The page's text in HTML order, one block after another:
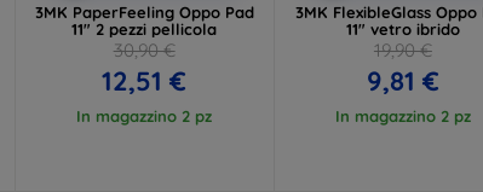
3MK PaperFeeling Oppo Pad
11" 2 pezzi pellicola
30,90 €
12,51 €
In magazzino 2 pz
3MK FlexibleGlass Oppo
11" vetro ibrido
19,90 €
9,81 €
In magazzino 2 pz